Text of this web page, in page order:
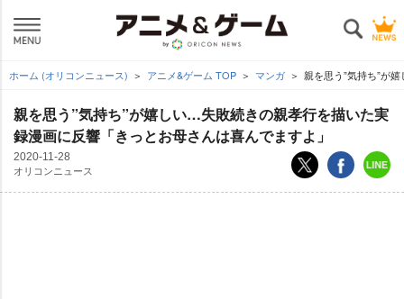
ホーム (オリコンニュース) アニメ&ゲーム TOP マンガ 親を思う”気持ち”が
親を思う”気持ち”が嬉しい…失敗続きの親孝行を描いた実
録漫画に反響「きっとお母さんは喜んでますよ」
2020-11-28
オリコンニュース